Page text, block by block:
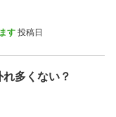
す 投稿日
多くない？